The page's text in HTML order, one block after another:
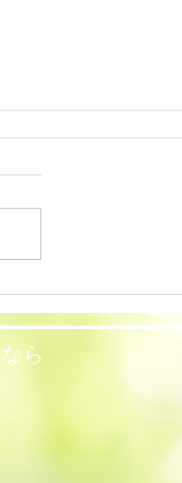
)まで 休診とさせて頂きま
ら